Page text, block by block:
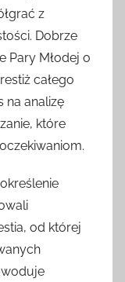
z
Dobrze
Pary Młodej o
całego
na analizę
które
od której